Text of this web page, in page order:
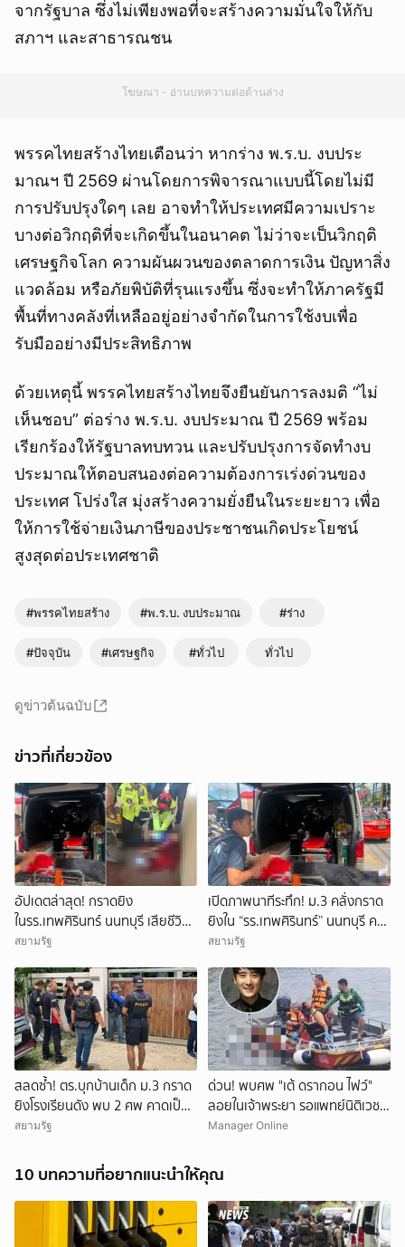
จากรัฐบาล ซึ่งไม่เพียงพอที่จะสร้างความมั่นใจให้กับ
สภาฯ และสาธารณชน
โฆษณา - อ่านบทความต่อด้านล่าง
พรรคไทยสร้างไทยเตือนว่า หากร่าง พ.ร.บ. งบประ
มาณฯ ปี 2569 ผ่านโดยการพิจารณาแบบนี้โดยไม่มี
การปรับปรุงใดๆ เลย อาจทำให้ประเทศมีความเปราะ
บางต่อวิกฤติที่จะเกิดขึ้นในอนาคต ไม่ว่าจะเป็นวิกฤติ
เศรษฐกิจโลก ความผันผวนของตลาดการเงิน ปัญหาสิ่ง
แวดล้อม หรือภัยพิบัติที่รุนแรงขึ้น ซึ่งจะทำให้ภาครัฐมี
พื้นที่ทางคลังที่เหลืออยู่อย่างจำกัดในการใช้งบเพื่อ
รับมืออย่างมีประสิทธิภาพ
ด้วยเหตุนี้ พรรคไทยสร้างไทยจึงยืนยันการลงมติ “ไม่
เห็นชอบ” ต่อร่าง พ.ร.บ. งบประมาณ ปี 2569 พร้อม
เรียกร้องให้รัฐบาลทบทวน และปรับปรุงการจัดทำงบ
ประมาณให้ตอบสนองต่อความต้องการเร่งด่วนของ
ประเทศ โปร่งใส มุ่งสร้างความยั่งยืนในระยะยาว เพื่อ
ให้การใช้จ่ายเงินภาษีของประชาชนเกิดประโยชน์
สูงสุดต่อประเทศชาติ
#พรรคไทยสร้าง #พ.ร.บ. งบประมาณ #ร่าง
#ปัจจุบัน #เศรษฐกิจ #ทั่วไป ทั่วไป
ดูข่าวต้นฉบับ
ข่าวที่เกี่ยวข้อง
อัปเดตล่าสุด! กราดยิง
ในรร.เทพศิรินทร์ นนทบุรี เสียชีวิต
รวม 7 ราย เป็นครู 3 ราย นักเรียน
กว่า 15 ราย
สยามรัฐ
เปิดภาพนาทีระทึก! ม.3 คลั่งกราด
ยิงใน “รร.เทพศิรินทร์” นนทบุรี ครู
ดับ 2 บาดเจ็บกว่า 20 ราย ก่อนยิง
สยามรัฐ
สลดซ้ำ! ตร.บุกบ้านเด็ก ม.3 กราด
ยิงโรงเรียนดัง พบ 2 ศพ คาดเป็น
ปู่-ย่า โดนสังหารก่อนก่อเหตุ
สยามรัฐ
ด่วน! พบศพ "เต้ ดรากอน ไฟว์"
ลอยในเจ้าพระยา รอแพทย์นิติเวช-
ตร.มาตรวจสอบ
Manager Online
10 บทความที่อยากแนะนำให้คุณ